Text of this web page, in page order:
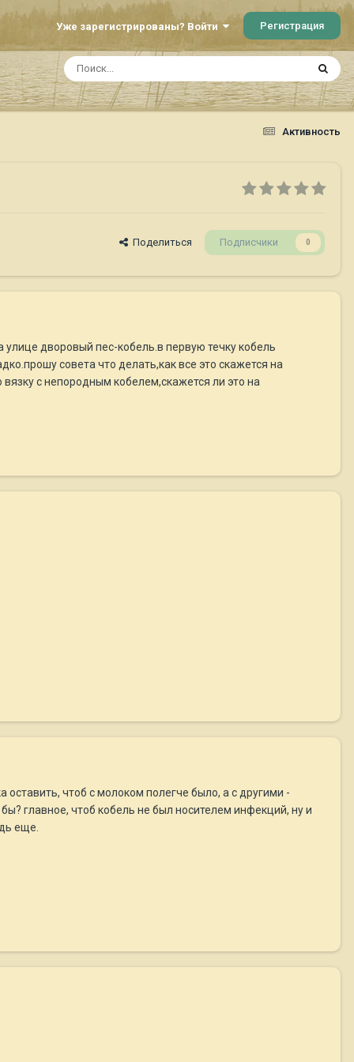
Уже зарегистрированы? Войти Регистрация
Активность
Поделиться Подписчики 0
дворовый пес-кобель.в первую течку кобель
совета что делать,как все это скажется на
с непородным кобелем,скажется ли это на
чтоб с молоком полегче было, а с другими -
главное, чтоб кобель не был носителем инфекций, ну и
еще.